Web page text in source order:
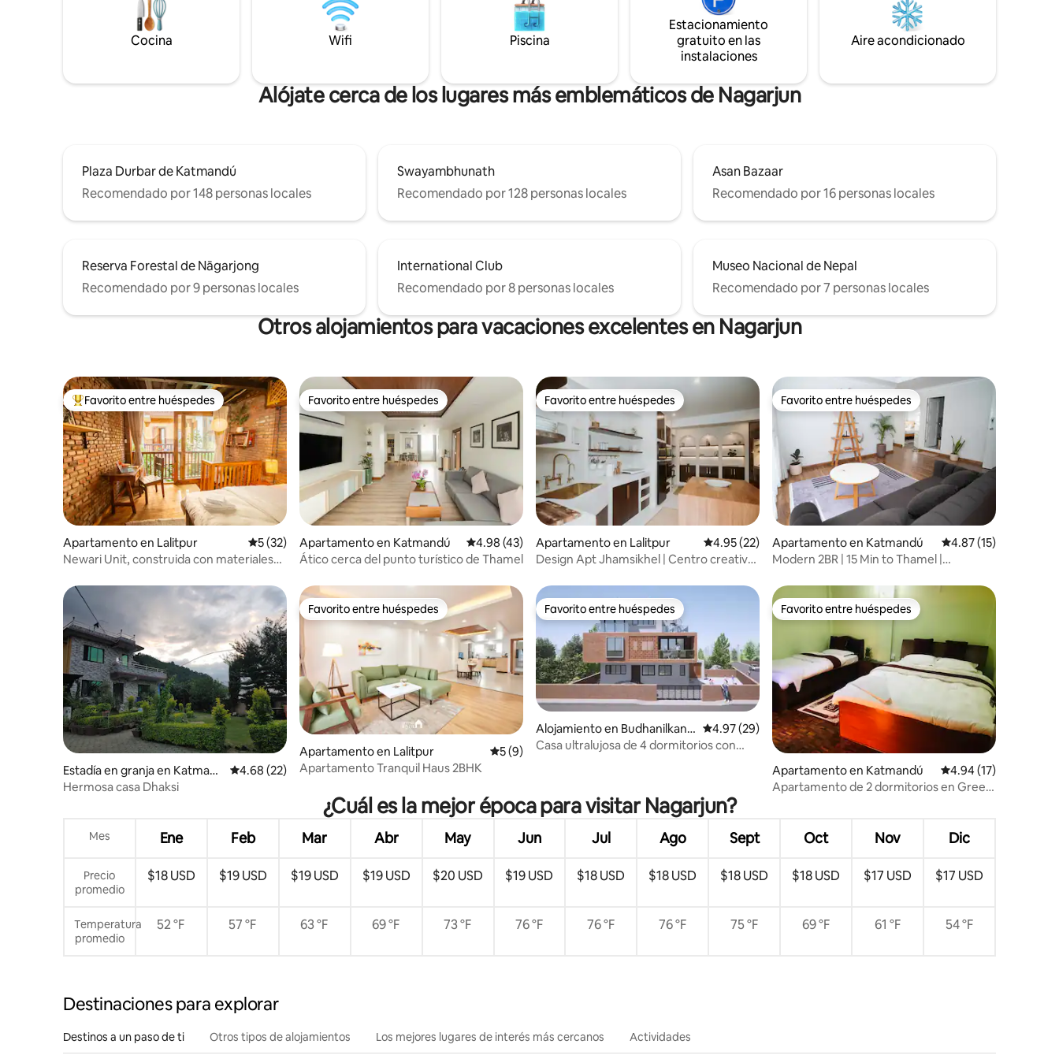
personal para una privacidad total. Se
requiere un depósito de seguridad
reembolsable. El diseño nórdico se une a
de nuestro dulce hogar.
baños, 1 sala de estar, cocina privada con
un gran balcón. ¡La privacidad es el nuevo
Cocina Wifi Piscina
Estacionamiento
gratuito en las
instalaciones
Aire acondicionado
Alójate cerca de los lugares más emblemáticos de Nagarjun
Plaza Durbar de Katmandú
Recomendado por 148 personas locales
Swayambhunath
Recomendado por 128 personas locales
Asan Bazaar
Recomendado por 16 personas locales
Reserva Forestal de Nāgarjong
Recomendado por 9 personas locales
International Club
Recomendado por 8 personas locales
Museo Nacional de Nepal
Recomendado por 7 personas locales
Otros alojamientos para vacaciones excelentes en Nagarjun
Favorito entre huéspedes preferido
Favorito entre huéspedes
Apartamento en Lalitpur Calificación promedio: 5 de 5, 32 reseñas
5 (32)
Newari Unit, construida con materiales
Favorito entre huéspedes
Favorito entre huéspedes
Apartamento en Katmandú Calificación promedio: 4.98 de 5, 43 reseñas
4.98 (43)
Ático cerca del punto turístico de Thamel
Favorito entre huéspedes
Favorito entre huéspedes
Apartamento en Lalitpur Calificación promedio: 4.95 de 5, 22 reseñas
4.95 (22)
Design Apt Jhamsikhel | Centro creativo
Favorito entre huéspedes
Favorito entre huéspedes
Apartamento en Katmandú Calificación
4.87 (15)
Modern 2BR | 15 Min to Thamel |
Estadía en granja en Katmand
ú
Calificación promedio: 4.68 de 5, 22 reseñas
4.68 (22)
Hermosa casa Dhaksi
Favorito entre huéspedes
Favorito entre huéspedes
Apartamento en Lalitpur Calificación promedio: 5 de 5, 9 reseñas
5 (9)
Apartamento Tranquil Haus 2BHK
Favorito entre huéspedes
Favorito entre huéspedes
Alojamiento en Budhanilkant
ha
Calificación promedio: 4.97 de 5, 29 reseñas
4.97 (29)
Casa ultralujosa de 4 dormitorios con
Favorito entre huéspedes
Favorito entre huéspedes
Apartamento en Katmandú Calificación
4.94 (17)
Apartamento de 2 dormitorios en Green
¿Cuál es la mejor época para visitar Nagarjun?
Mes Ene Feb Mar Abr May Jun Jul Ago Sept Oct Nov Dic
Precio
promedio
$18 USD $19 USD $19 USD $19 USD $20 USD $19 USD $18 USD $18 USD $18 USD $18 USD $17 USD $17 USD
Temperatura
promedio
52 °F 57 °F 63 °F 69 °F 73 °F 76 °F 76 °F 76 °F 75 °F 69 °F 61 °F 54 °F
Destinaciones para explorar
Destinos a un paso de ti Otros tipos de alojamientos Los mejores lugares de interés más cercanos Actividades